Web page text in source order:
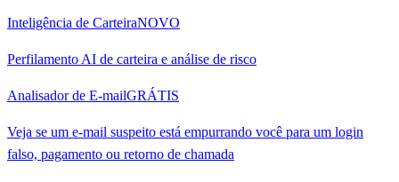
Inteligência de CarteiraNOVO
Perfilamento AI de carteira e análise de risco
Analisador de E-mailGRÁTIS
Veja se um e-mail suspeito está empurrando você para um login
falso, pagamento ou retorno de chamada